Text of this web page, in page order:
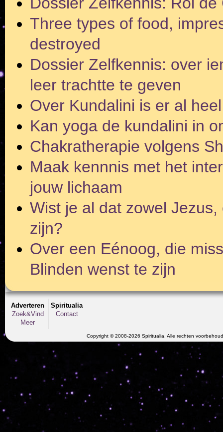
Three types of food,
destroyed
Dossier Zelfkennis: over
leer trachtte te geven
Over Kundalini is er al
Kan yoga de kundalini in
Chakratherapie volgens
Maak kennnis met het
jouw lichaam
Wist je al dat zowel
zijn?
Over een Eénoog, die
Blinden wenst te zijn
Adverteren
Zoek&Vind
Meer
Spiritualia
Contact
Copyright © 2008-2026 Spiritualia. Alle rechten